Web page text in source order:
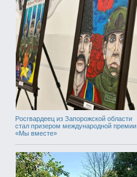
Росгвардеец из Запорожской области
стал призером международной премии
«Мы вместе»